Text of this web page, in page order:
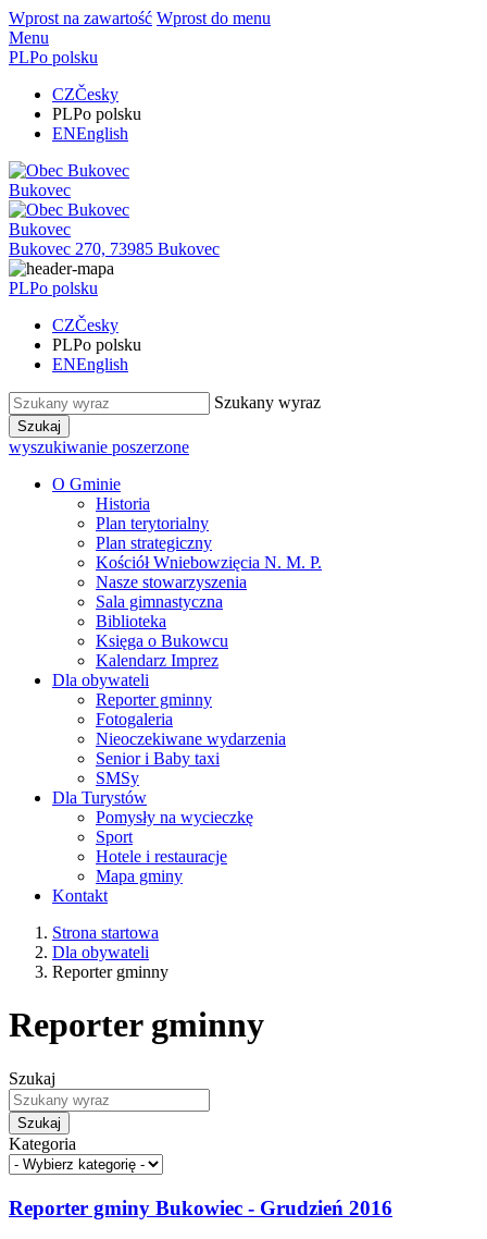
Wprost na zawartość Wprost do menu
Menu
PLPo polsku
CZČesky
PLPo polsku
ENEnglish
Bukovec
Bukovec
Bukovec 270, 73985 Bukovec
PLPo polsku
CZČesky
PLPo polsku
ENEnglish
Szukany wyraz
Szukaj
wyszukiwanie poszerzone
O Gminie
Historia
Plan terytorialny
Plan strategiczny
Kościół Wniebowzięcia N. M. P.
Nasze stowarzyszenia
Sala gimnastyczna
Biblioteka
Księga o Bukowcu
Kalendarz Imprez
Dla obywateli
Reporter gminny
Fotogaleria
Nieoczekiwane wydarzenia
Senior i Baby taxi
SMSy
Dla Turystów
Pomysły na wycieczkę
Sport
Hotele i restauracje
Mapa gminy
Kontakt
Strona startowa
Dla obywateli
Reporter gminny
Reporter gminny
Szukaj
Szukaj
Kategoria
Reporter gminy Bukowiec - Grudzień 2016